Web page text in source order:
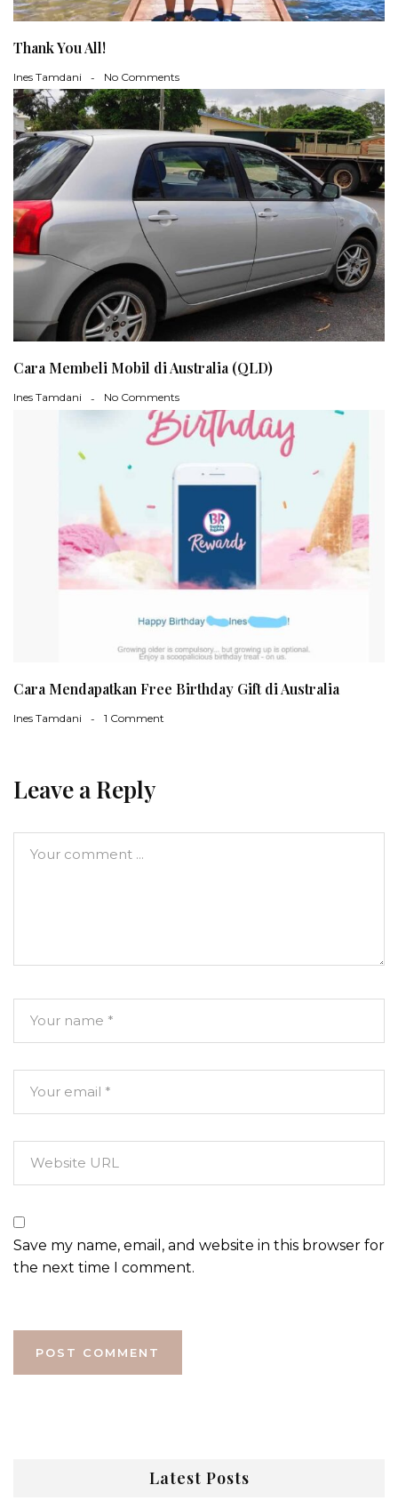
Thank You All!
Ines Tamdani No Comments
Cara Membeli Mobil di Australia (QLD)
Ines Tamdani No Comments
Cara Mendapatkan Free Birthday Gift di Australia
Ines Tamdani 1 Comment
Leave a Reply
Save my name, email, and website in this browser for
the next time I comment.
Latest Posts